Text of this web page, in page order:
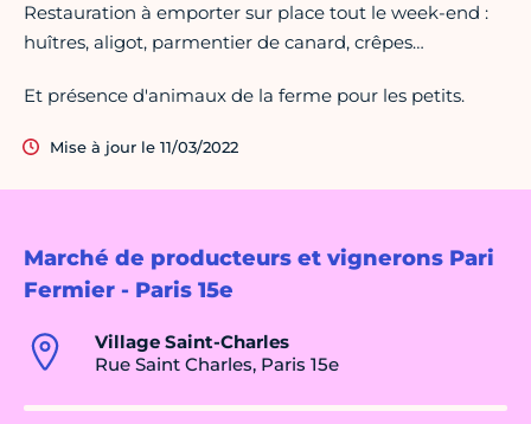
Marché de producteurs et vignerons Pari
Fermier - Paris 15e
Village Saint-Charles
Rue Saint Charles, Paris 15e
Restauration à emporter sur place tout le week-end :
huîtres, aligot, parmentier de canard, crêpes…
Et présence d'animaux de la ferme pour les petits.
Mise à jour le 11/03/2022